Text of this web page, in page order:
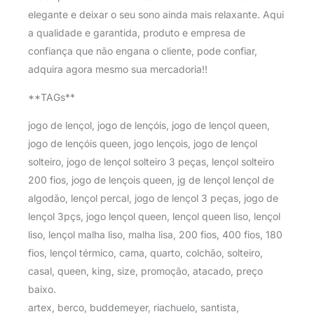
elegante e deixar o seu sono ainda mais relaxante. Aqui
a qualidade e garantida, produto e empresa de
confiança que não engana o cliente, pode confiar,
adquira agora mesmo sua mercadoria!!
**TAGs**
jogo de lençol, jogo de lençóis, jogo de lençol queen,
jogo de lençóis queen, jogo lençois, jogo de lençol
solteiro, jogo de lençol solteiro 3 peças, lençol solteiro
200 fios, jogo de lençois queen, jg de lençol lençol de
algodão, lençol percal, jogo de lençol 3 peças, jogo de
lençol 3pçs, jogo lençol queen, lençol queen liso, lençol
liso, lençol malha liso, malha lisa, 200 fios, 400 fios, 180
fios, lençol térmico, cama, quarto, colchão, solteiro,
casal, queen, king, size, promoção, atacado, preço
baixo.
artex, berco, buddemeyer, riachuelo, santista,